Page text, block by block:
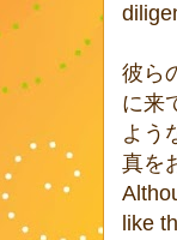
彼ら
に来
よう
真を
like